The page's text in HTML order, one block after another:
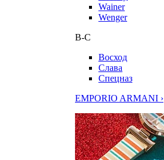
Wainer
Wenger
В-С
Восход
Слава
Спецназ
EMPORIO ARMANI ›